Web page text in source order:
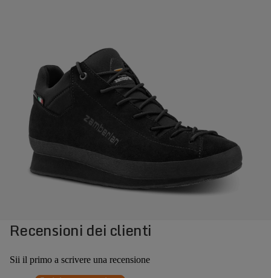
Recensioni dei clienti
Sii il primo a scrivere una recensione